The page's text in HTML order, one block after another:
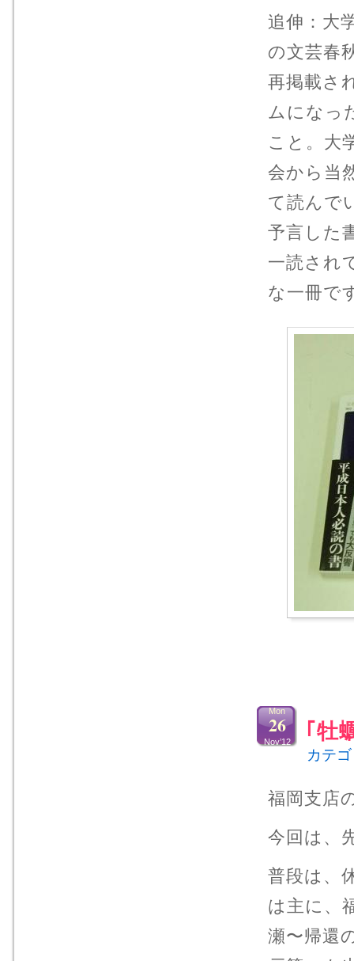
追伸：大
の文芸春
再掲載さ
ムになっ
こと。大
会から当
て読んで
予言した
一読され
な一冊で
｢牡
Mon
26
Nov’12
カテ
福岡支店
今回は、
普段は、
は主に、
瀬〜帰還